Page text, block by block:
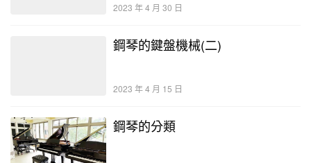
2023 年 4 月 30 日
鋼琴的鍵盤機械(二)
2023 年 4 月 15 日
鋼琴的分類